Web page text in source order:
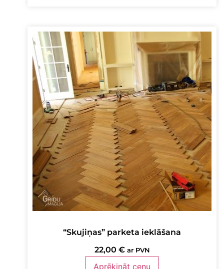
“Skujiņas” parketa ieklāšana
22,00 € ar PVN
Aprēķināt cenu